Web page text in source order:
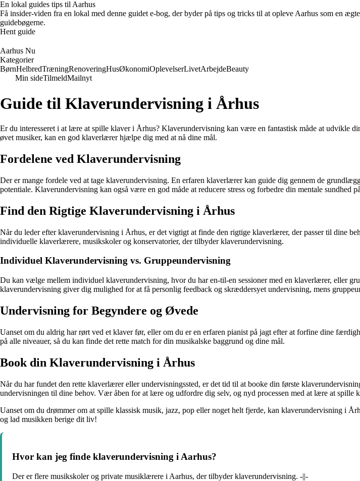
En lokal guides tips til Aarhus
Få insider-viden fra en lokal med denne guidet e-bog, der byder på tips og tricks til at opleve Aarhus som en
guidebøgerne.
Hent guide
Aarhus Nu
Kategorier
BørnHelbredTræningRenoveringHusØkonomiOplevelserLivetArbejdeBeauty
Min sideTilmeldMailnyt
Guide til Klaverundervisning i Århus
Er du interesseret i at lære at spille klaver i Århus? Klaverundervisning kan være en fantastisk måde at udvikle
øvet musiker, kan en god klaverlærer hjælpe dig med at nå dine mål.
Fordelene ved Klaverundervisning
Der er mange fordele ved at tage klaverundervisning. En erfaren klaverlærer kan guide dig gennem de
potentiale. Klaverundervisning kan også være en god måde at reducere stress og forbedre din mentale sundhed
Find den Rigtige Klaverundervisning i Århus
Når du leder efter klaverundervisning i Århus, er det vigtigt at finde den rigtige klaverlærer, der passer til dine
individuelle klaverlærere, musikskoler og konservatorier, der tilbyder klaverundervisning.
Individuel Klaverundervisning vs. Gruppeundervisning
Du kan vælge mellem individuel klaverundervisning, hvor du har en-til-en sessioner med en klaverlærer, eller
klaverundervisning giver dig mulighed for at få personlig feedback og skræddersyet undervisning, mens
Undervisning for Begyndere og Øvede
Uanset om du aldrig har rørt ved et klaver før, eller om du er en erfaren pianist på jagt efter at forfine dine
på alle niveauer, så du kan finde det rette match for din musikalske baggrund og dine mål.
Book din Klaverundervisning i Århus
Når du har fundet den rette klaverlærer eller undervisningssted, er det tid til at booke din første
undervisningen til dine behov. Vær åben for at lære og udfordre dig selv, og nyd processen med at lære at spille
Uanset om du drømmer om at spille klassisk musik, jazz, pop eller noget helt fjerde, kan klaverundervisning i
og lad musikken berige dit liv!
Hvor kan jeg finde klaverundervisning i Aarhus?
Der er flere musikskoler og private musiklærere i Aarhus, der tilbyder klaverundervisning. -||-